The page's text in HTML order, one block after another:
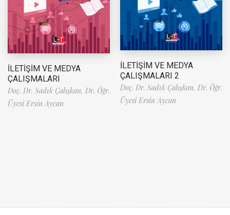
İLETİŞİM VE MEDYA
ÇALIŞMALARI
Doç. Dr. Sadık Çalışkan, Dr. Öğr.
Üyesi Ersin Aycan
İLETİŞİM VE MEDYA
ÇALIŞMALARI 2
Doç. Dr. Sadık Çalışkan, Dr. Öğr.
Üyesi Ersin Aycan